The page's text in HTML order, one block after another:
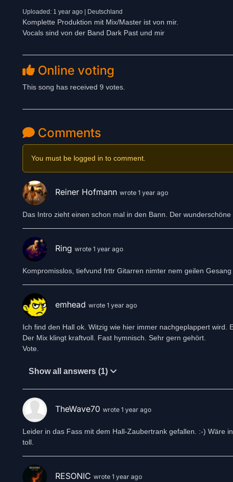
Uploaded: 1 year ago | Deutschland
Komplette Produktion mit Mix/Master ist von mir.
Vocals sind von der Band Dark Past und mir
Online voting
This song has received 9 votes.
Comments
You must be logged in to comment.
Reiner Hofmann wrote 1 year ago
Das Intro zieht einen schon mal in den Bann. Der
Ring wrote 1 year ago
Kompromisslos, tiefvund frttr Gitarren nimter nem geilen Gesang
emhead wrote 1 year ago
Ich find den Hall ok. Witzig wie hier immer nachgeplappert wird.
Der Mix klingt kraftvoll. Fast hymnisch. Sehr gern gehört.
Vote.
Show all answers (1)
TheWave70 wrote 1 year ago
Leider in das Fass mit dem Hall-Zaubertrank gefallen. :-) Wäre
toll.
RESONIC wrote 1 year ago